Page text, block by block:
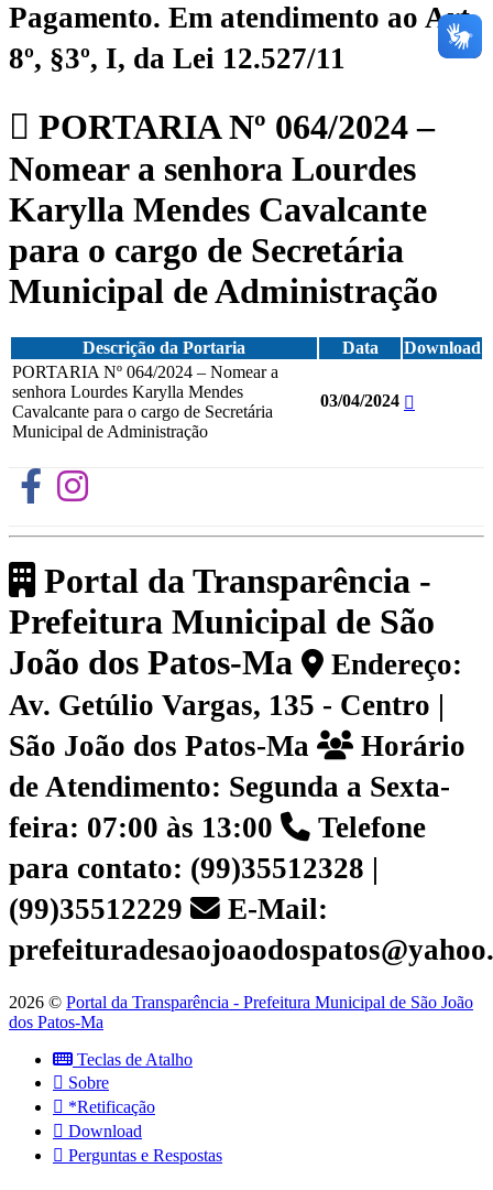
Pagamento. Em atendimento ao Art.
8º, §3º, I, da Lei 12.527/11
PORTARIA Nº 064/2024 –
Nomear a senhora Lourdes
Karylla Mendes Cavalcante
para o cargo de Secretária
Municipal de Administração
Descrição da Portaria Data
Download
PORTARIA Nº 064/2024 – Nomear a
senhora Lourdes Karylla Mendes
Cavalcante para o cargo de Secretária
Municipal de Administração
03/04/2024
Portal da Transparência -
Prefeitura Municipal de São
João dos Patos-Ma
Endereço:
Av. Getúlio Vargas, 135 - Centro |
São João dos Patos-Ma
Horário
de Atendimento: Segunda a Sexta-
feira: 07:00 às 13:00
Telefone
para contato: (99)35512328 |
(99)35512229
E-Mail:
2026 © Portal da Transparência - Prefeitura Municipal de São João
dos Patos-Ma
Teclas de Atalho
Sobre
*Retificação
Download
Perguntas e Respostas